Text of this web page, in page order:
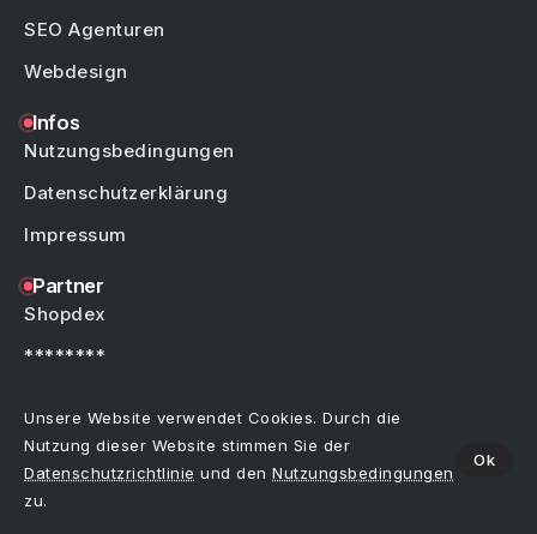
SEO Agenturen
Webdesign
Infos
Nutzungsbedingungen
Datenschutzerklärung
Impressum
Partner
Shopdex
********
Copyright © by Weblinks4U.de – Alle Rechte vorbehalten.
Unsere Website verwendet Cookies. Durch die
Nutzung dieser Website stimmen Sie der
Datenschutzrichtlinie und den Nutzungsbedingungen
zu.
Ok